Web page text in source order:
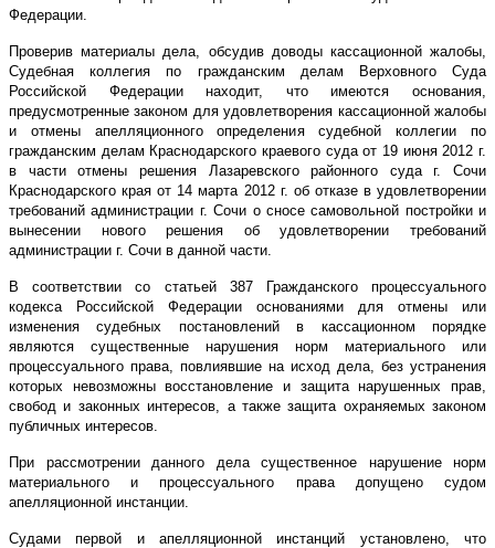
Федерации.
Проверив материалы дела, обсудив доводы кассационной жалобы,
Судебная коллегия по гражданским делам Верховного Суда
Российской Федерации находит, что имеются основания,
предусмотренные законом для удовлетворения кассационной жалобы
и отмены апелляционного определения судебной коллегии по
гражданским делам Краснодарского краевого суда от 19 июня 2012 г.
в части отмены решения Лазаревского районного суда г. Сочи
Краснодарского края от 14 марта 2012 г. об отказе в удовлетворении
требований администрации г. Сочи о сносе самовольной постройки и
вынесении нового решения об удовлетворении требований
администрации г. Сочи в данной части.
В соответствии со статьей 387 Гражданского процессуального
кодекса Российской Федерации основаниями для отмены или
изменения судебных постановлений в кассационном порядке
являются существенные нарушения норм материального или
процессуального права, повлиявшие на исход дела, без устранения
которых невозможны восстановление и защита нарушенных прав,
свобод и законных интересов, а также защита охраняемых законом
публичных интересов.
При рассмотрении данного дела существенное нарушение норм
материального и процессуального права допущено судом
апелляционной инстанции.
Судами первой и апелляционной инстанций установлено, что